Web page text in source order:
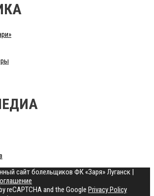
сайт болельщиков ФК «Заря» Луганск |
reCAPTCHA and the Google Privacy Policy